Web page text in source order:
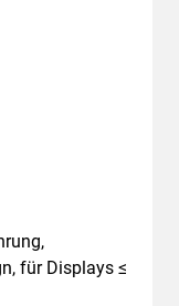
für Displays ≤